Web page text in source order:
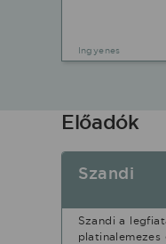
Ingyenes
Előadók
Szandi
Szandi a
platinalemezes